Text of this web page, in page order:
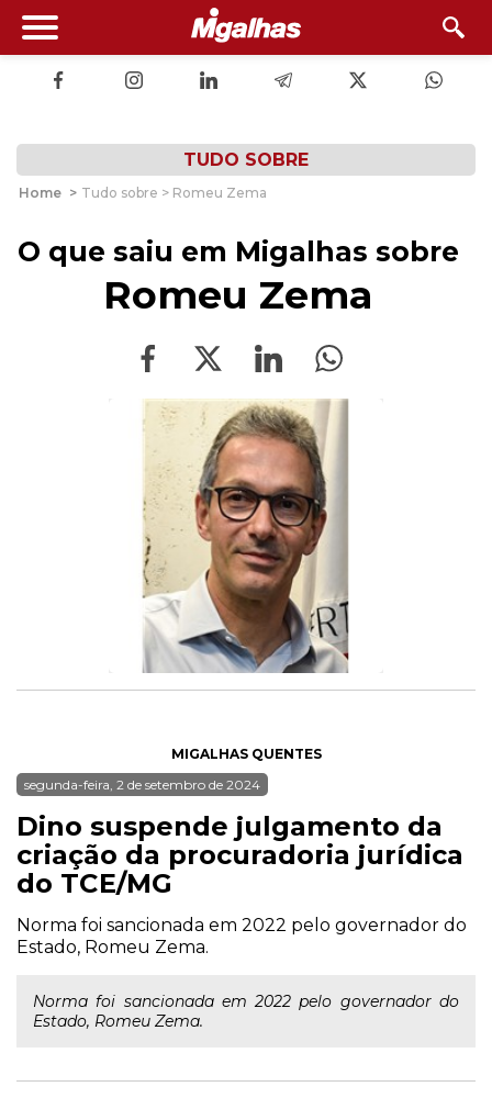
TUDO SOBRE
Home > Tudo sobre > Romeu Zema
O que saiu em Migalhas sobre
Romeu Zema
MIGALHAS QUENTES
segunda-feira, 2 de setembro de 2024
Dino suspende julgamento da
criação da procuradoria jurídica
do TCE/MG
Norma foi sancionada em 2022 pelo governador do
Estado, Romeu Zema.
Norma foi sancionada em 2022 pelo governador do
Estado, Romeu Zema.